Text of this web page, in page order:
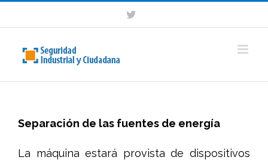
al
contenido
Twitter
Separación de las fuentes de energía
La máquina estará provista de dispositivos